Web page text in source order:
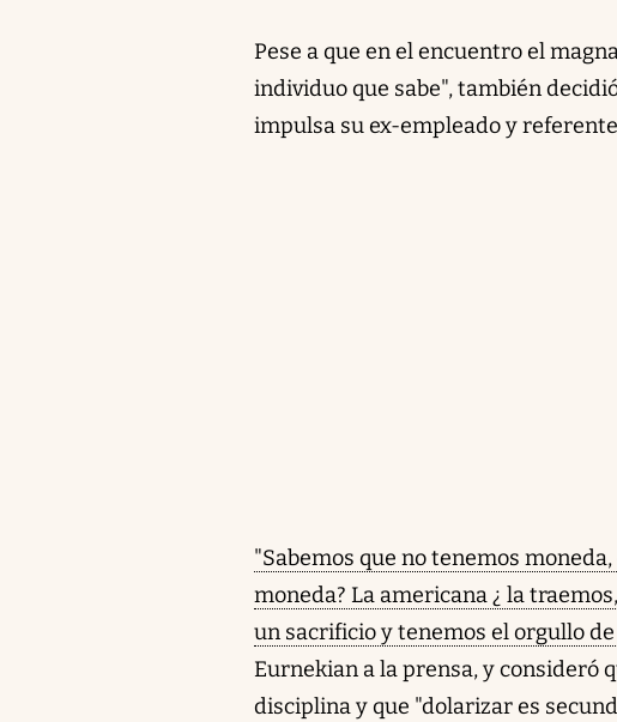
Pese a que en el encuentro el
individuo que sabe", también
impulsa su ex-empleado y
"Sabemos que no tenemos
moneda? La americana ¿ la
un sacrificio y tenemos el orgullo
Eurnekian a la prensa, y consideró
disciplina y que "dolarizar es